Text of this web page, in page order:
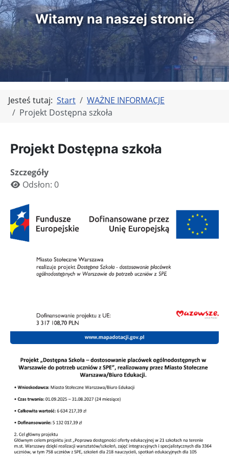
Witamy na naszej stronie
Jesteś tutaj: Start
WAŻNE INFORMACJE
Projekt Dostępna szkoła
Projekt Dostępna szkoła
Szczegóły
Odsłon: 0